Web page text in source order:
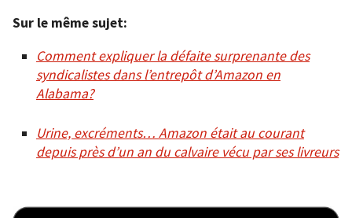
Sur le même sujet:
Comment expliquer la défaite surprenante des
syndicalistes dans l’entrepôt d’Amazon en
Alabama?
Urine, excréments… Amazon était au courant
depuis près d’un an du calvaire vécu par ses livreurs